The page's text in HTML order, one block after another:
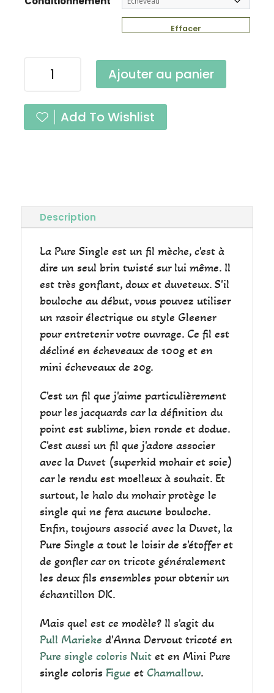
Effacer
Pure
Single
Ajouter au panier
Add To Wishlist
Description
La Pure Single est un fil mèche, c'est à
dire un seul brin twisté sur lui même. Il
est très gonflant, doux et duveteux. S'il
bouloche au début, vous pouvez utiliser
un rasoir électrique ou style Gleener
pour entretenir votre ouvrage. Ce fil est
décliné en écheveaux de 100g et en
mini écheveaux de 20g.
C'est un fil que j'aime particulièrement
pour les jacquards car la définition du
point est sublime, bien ronde et dodue.
C'est aussi un fil que j'adore associer
avec la Duvet (superkid mohair et soie)
car le rendu est moelleux à souhait. Et
surtout, le halo du mohair protège le
single qui ne fera aucune bouloche.
Enfin, toujours associé avec la Duvet, la
Pure Single a tout le loisir de s'étoffer et
de gonfler car on tricote généralement
les deux fils ensembles pour obtenir un
échantillon DK.
Mais quel est ce modèle? Il s'agit du
Pull Marieke d'Anna Dervout tricoté en
Pure single coloris Nuitet en Mini Pure
single coloris Figue et Chamallow.